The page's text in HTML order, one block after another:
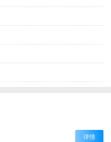
详情